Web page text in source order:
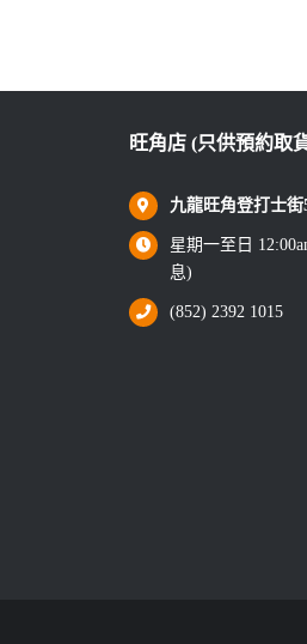
旺角店 (只供預約取
九龍旺角登打士街
星期一至日
息)
(852) 2392 1015